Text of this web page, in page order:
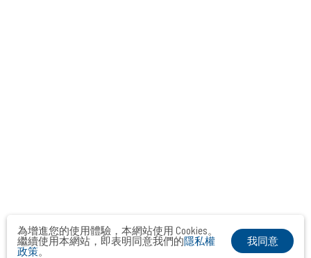
為增進您的使用體驗，本網站使用 Cookies。
繼續使用本網站，即表明同意我們的隱私權
政策。
我同意